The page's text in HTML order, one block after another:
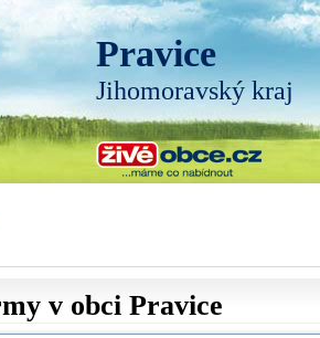
Pravice
Jihomoravský kraj
v obci Pravice